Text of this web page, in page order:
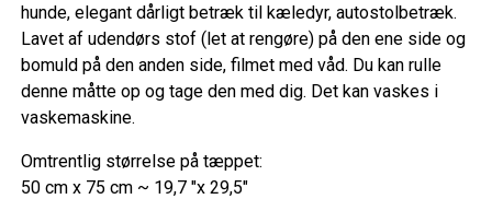
hunde, elegant dårligt betræk til kæledyr, autostolbetræk.
Lavet af udendørs stof (let at rengøre) på den ene side og
bomuld på den anden side, filmet med våd. Du kan rulle
denne måtte op og tage den med dig. Det kan vaskes i
vaskemaskine.
Omtrentlig størrelse på tæppet:
50 cm x 75 cm ~ 19,7 "x 29,5"